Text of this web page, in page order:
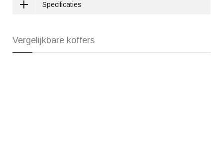
Specificaties
Vergelijkbare koffers